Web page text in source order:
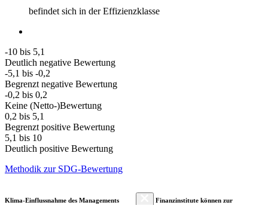
befindet sich in der Effizienzklasse
-10 bis 5,1
Deutlich negative Bewertung
-5,1 bis -0,2
Begrenzt negative Bewertung
-0,2 bis 0,2
Keine (Netto-)Bewertung
0,2 bis 5,1
Begrenzt positive Bewertung
5,1 bis 10
Deutlich positive Bewertung
Methodik zur SDG-Bewertung
Klima-Einflussnahme des Managements
Finanzinstitute können zur